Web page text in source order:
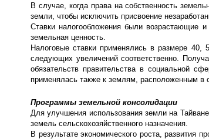
В случае, когда права на собственность
земли, чтобы исключить присвоение
Ставки налогообложения были возрастающие
земельная ценность.
Налоговые ставки применялись в размере 40,
следующих увеличений соответственно.
обязательств правительства в социальной
применялась также к землям, расположенным в
Программы земельной консолидации
Для улучшения использования земли на
земель сельскохозяйственного назначения.
В результате экономического роста, развития